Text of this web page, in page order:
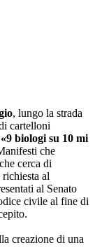
, lungo la strada
cartelloni
«9 biologi su 10 mi
che
cerca di
al
al Senato
civile al fine di
creazione di una